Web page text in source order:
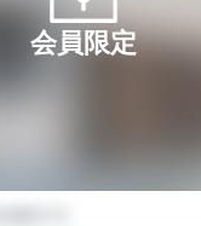
会員限定